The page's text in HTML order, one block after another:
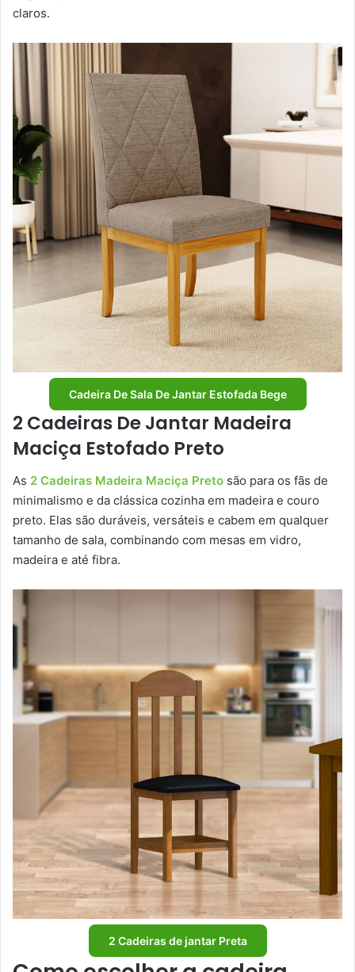
claros.
Cadeira De Sala De Jantar Estofada Bege
2 Cadeiras De Jantar Madeira
Maciça Estofado Preto
As 2 Cadeiras Madeira Maciça Preto são para os fãs de
minimalismo e da clássica cozinha em madeira e couro
preto. Elas são duráveis, versáteis e cabem em qualquer
tamanho de sala, combinando com mesas em vidro,
madeira e até fibra.
2 Cadeiras de jantar Preta